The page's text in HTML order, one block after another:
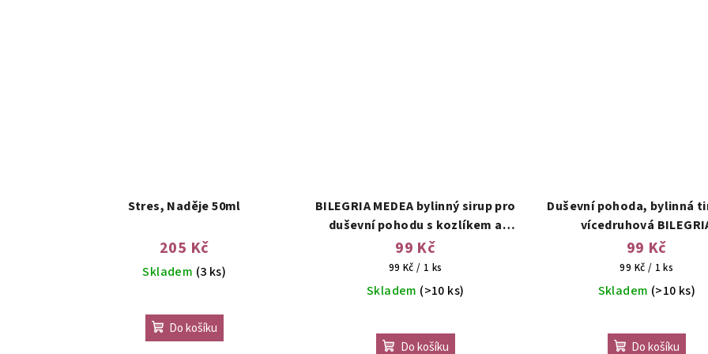
Stres, Naděje 50ml
205 Kč
Skladem (3 ks)
Do košíku
BILEGRIA MEDEA bylinný sirup pro
duševní pohodu s kozlíkem a
plicníkem 200 ml
99 Kč
Měrná
cena:
99 Kč / 1 ks
Skladem (>10 ks)
Do košíku
Duševní pohoda, bylinná
vícedruhová
99 Kč
Měrná
cena:
99 Kč / 1 ks
Skladem (>10 ks)
Do košíku